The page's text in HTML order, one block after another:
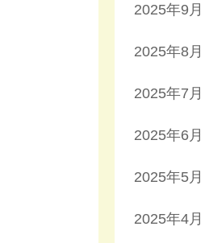
2025年9月
2025年8月
2025年7月
2025年6月
2025年5月
2025年4月